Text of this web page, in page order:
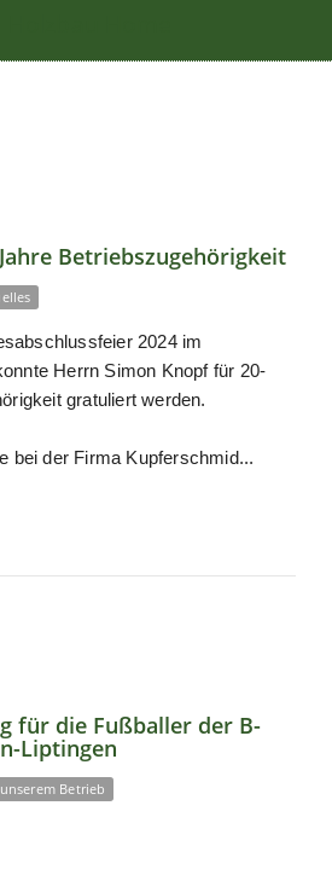
Betriebszugehörigkeit
2024 im
Herrn Simon Knopf für 20-
gratuliert werden.
bei der Firma Kupferschmid...
für die Fußballer der B-
Liptingen
Betrieb